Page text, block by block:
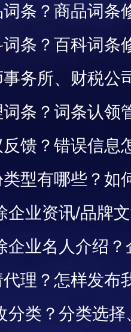
条？商品词条
条？百科词条
务所、财税公
点、学校、展
条？词条认领
馈？错误信息
型有哪些？如
企业资讯/品牌
企业名人介绍
理？怎样发布
息和电话联系
分类？分类选